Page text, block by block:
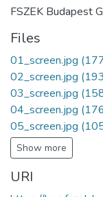
FSZEK Budapest
Files
01_screen.jpg
02_screen.jpg
03_screen.jpg
04_screen.jpg
05_screen.jpg
Show more
URI